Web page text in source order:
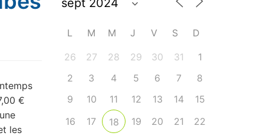
€
les
L M M J V S D
26 27 28 29 30 31
1
2
3 4 5 6 7
8
9
10 11 12 13 14
15
16
17 18 19 20 21
22